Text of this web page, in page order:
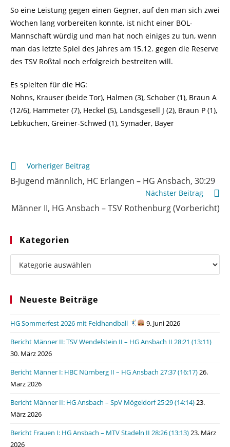
So eine Leistung gegen einen Gegner, auf den man sich zwei
Wochen lang vorbereiten konnte, ist nicht einer BOL-
Mannschaft würdig und man hat noch einiges zu tun, wenn
man das letzte Spiel des Jahres am 15.12. gegen die Reserve
des TSV Roßtal noch erfolgreich bestreiten will.
Es spielten für die HG:
Nohns, Krauser (beide Tor), Halmen (3), Schober (1), Braun A
(12/6), Hammeter (7), Heckel (5), Landsgesell J (2), Braun P (1),
Lebkuchen, Greiner-Schwed (1), Symader, Bayer
Weitere
Artikel
ansehen
Vorheriger Beitrag
B-Jugend männlich, HC Erlangen – HG Ansbach, 30:29
Nächster Beitrag
Männer II, HG Ansbach – TSV Rothenburg (Vorbericht)
Kategorien
Kategorien
Neueste Beiträge
HG Sommerfest 2026 mit Feldhandball
9. Juni 2026
Bericht Männer II: TSV Wendelstein II – HG Ansbach II 28:21 (13:11)
30. März 2026
Bericht Männer I: HBC Nürnberg II – HG Ansbach 27:37 (16:17)26.
März 2026
Bericht Männer II: HG Ansbach – SpV Mögeldorf 25:29 (14:14)23.
März 2026
Bericht Frauen I: HG Ansbach – MTV Stadeln II 28:26 (13:13)23. März
2026